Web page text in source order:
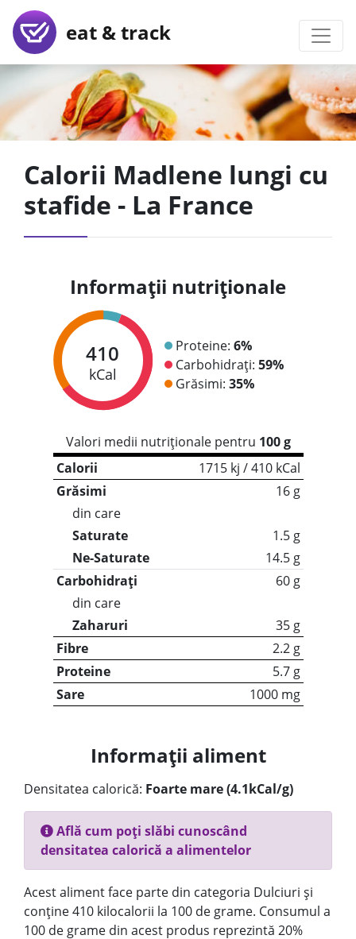
eat & track
Calorii Madlene lungi cu
stafide - La France
Informații nutriționale
410
kCal
Proteine: 6%
Carbohidrați: 59%
Grăsimi: 35%
Valori medii nutriționale pentru 100 g
Calorii
1715 kj / 410 kCal
Grăsimi
16 g
din care
Saturate
1.5 g
Ne-Saturate
14.5 g
Carbohidrați
60 g
din care
Zaharuri
35 g
Fibre
2.2 g
Proteine
5.7 g
Sare
1000 mg
Informații aliment
Densitatea calorică: Foarte mare (4.1kCal/g)
Află cum poți slăbi cunoscând
densitatea calorică a alimentelor
Acest aliment face parte din categoria Dulciuri și
conține 410 kilocalorii la 100 de grame. Consumul a
100 de grame din acest produs reprezintă 20%